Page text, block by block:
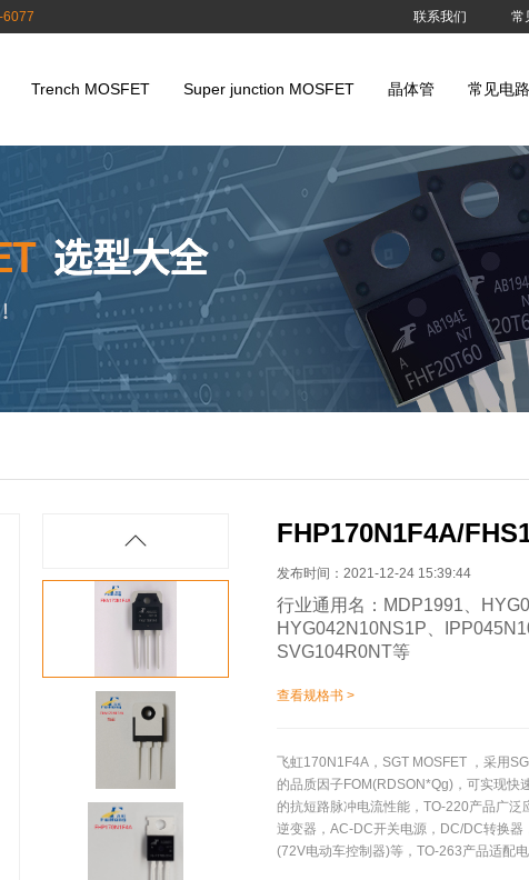
6077 联系我们 常
Trench MOSFET Super junction MOSFET 晶体管 常见电
FHP170N1F4A/
发布时间：2021-12-24 15:39:44
行业通用名：MDP1991、
HYG042N10NS1P、
SVG104R0NT等
查看规格书 >
飞虹170N1F4A，SGT MOSFET ，采用
的品质因子FOM(RDSON*Qg)，可实现快
的抗短路脉冲电流性能，TO-220产品广
逆变器，AC-DC开关电源，DC/DC转换
(72V电动车控制器)等，TO-263产品适配电